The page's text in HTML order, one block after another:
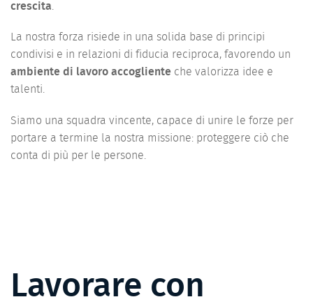
crescita
La nostra forza risiede in una solida base di principi
condivisi e in relazioni di fiducia reciproca, favorendo un
ambiente di lavoro accogliente che valorizza idee e
talenti.
Siamo una squadra vincente, capace di unire le forze per
portare a termine la nostra missione: proteggere ciò che
conta di più per le persone.
Lavorare con